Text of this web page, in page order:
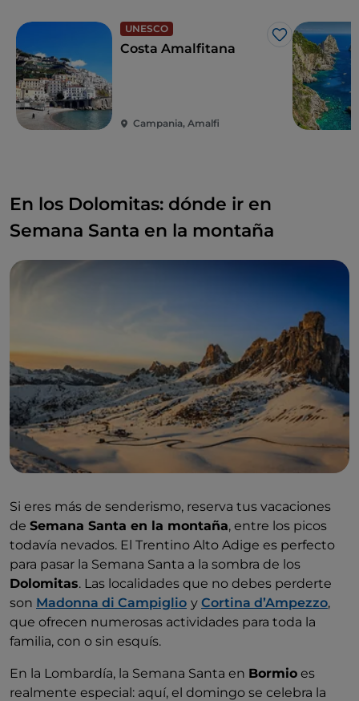
UNESCO
Me gusta
Costa Amalfitana
Campania, Amalfi
En los Dolomitas: dónde ir en
Semana Santa en la montaña
Si eres más de senderismo, reserva tus vacaciones
de Semana Santa en la montaña, entre los picos
todavía nevados. El Trentino Alto Adige es perfecto
para pasar la Semana Santa a la sombra de los
Dolomitas. Las localidades que no debes perderte
son Madonna di Campiglio y Cortina d’Ampezzo,
que ofrecen numerosas actividades para toda la
familia, con o sin esquís.
En la Lombardía, la Semana Santa en Bormio es
realmente especial: aquí, el domingo se celebra la